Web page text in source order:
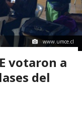
www.umce.cl
votaron a
del